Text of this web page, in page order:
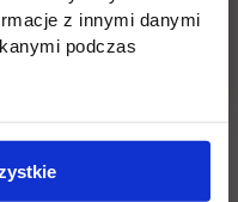
z innymi danymi
podczas
2 czerwca
oferta-